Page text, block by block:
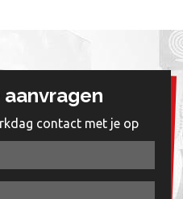
contact met je op